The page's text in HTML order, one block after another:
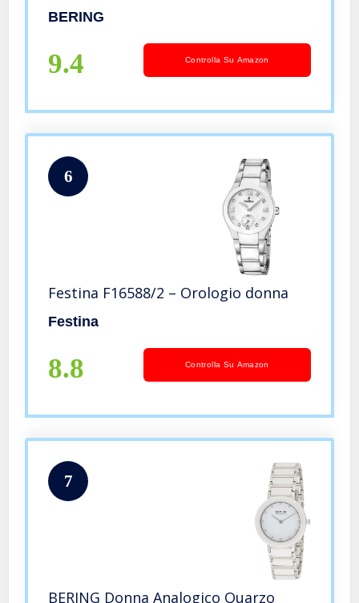
Cinturino e Vetro zaffiro 11429-742
BERING
9.4 Controlla Su Amazon
6
Festina F16588/2 – Orologio donna
Festina
8.8 Controlla Su Amazon
7
BERING Donna Analogico Quarzo